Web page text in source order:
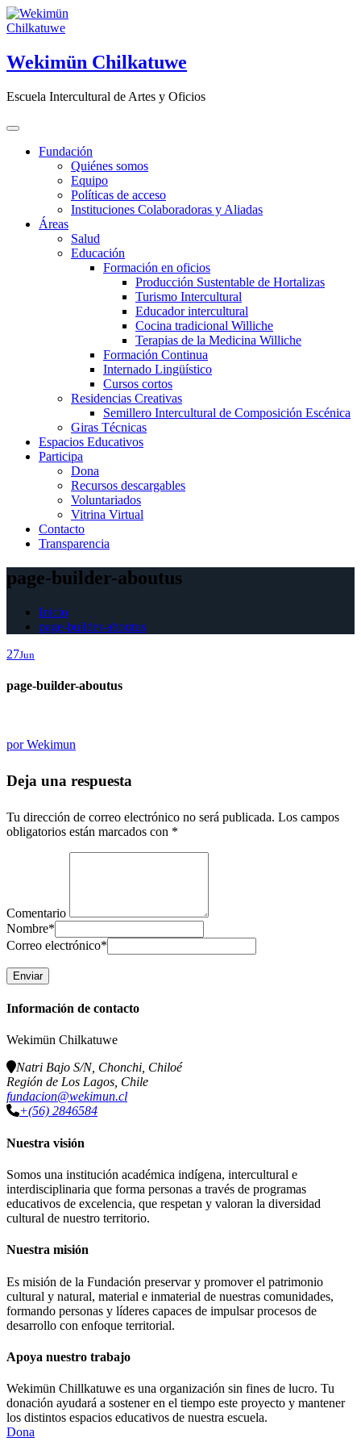
Saltar
al
Wekimün Chilkatuwe
Escuela Intercultural de Artes y Oficios
Fundación
Quiénes somos
Equipo
Políticas de acceso
Instituciones Colaboradoras y Aliadas
Áreas
Salud
Educación
Formación en oficios
Producción Sustentable de Hortalizas
Turismo Intercultural
Educador intercultural
Cocina tradicional Williche
Terapias de la Medicina Williche
Formación Continua
Internado Lingüístico
Cursos cortos
Residencias Creativas
Semillero Intercultural de Composición Escénica
Giras Técnicas
Espacios Educativos
Participa
Dona
Recursos descargables
Voluntariados
Vitrina Virtual
Contacto
Transparencia
page-builder-aboutus
Inicio
page-builder-aboutus
27Jun
page-builder-aboutus
porWekimun
Deja una respuesta
Tu dirección de correo electrónico no será publicada. Los campos
obligatorios están marcados con *
Comentario
Nombre*
Correo electrónico*
Información de contacto
Wekimün Chilkatuwe
Natri Bajo S/N, Chonchi, Chiloé
Región de Los Lagos, Chile
fundacion@wekimun.cl
+(56) 2846584
Nuestra visión
Somos una institución académica indígena, intercultural e
interdisciplinaria que forma personas a través de programas
educativos de excelencia, que respetan y valoran la diversidad
cultural de nuestro territorio.
Nuestra misión
Es misión de la Fundación preservar y promover el patrimonio
cultural y natural, material e inmaterial de nuestras comunidades,
formando personas y líderes capaces de impulsar procesos de
desarrollo con enfoque territorial.
Apoya nuestro trabajo
Wekimün Chillkatuwe es una organización sin fines de lucro. Tu
donación ayudará a sostener en el tiempo este proyecto y mantener
los distintos espacios educativos de nuestra escuela.
Dona